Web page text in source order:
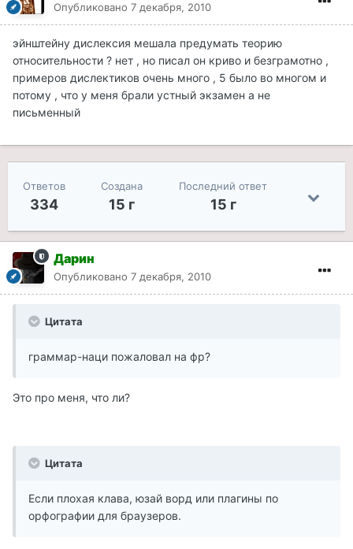
Опубликовано 7 декабря, 2010
эйнштейну дислексия мешала предумать теорию
относительности ? нет , но писал он криво и безграмотно ,
примеров дислектиков очень много , 5 было во многом и
потому , что у меня брали устный экзамен а не
письменный
Ответов
334
Создана
15 г
Последний ответ
15 г
Дарин
Опубликовано 7 декабря, 2010
Цитата
граммар-наци пожаловал на фр?
Это про меня, что ли?
Цитата
Если плохая клава, юзай ворд или плагины по
орфографии для браузеров.